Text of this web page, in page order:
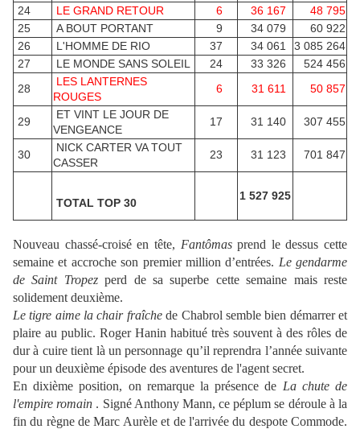
24
LE GRAND RETOUR 6 36 167
48 795
25
A BOUT PORTANT 9 34 079
60 922
26
L'HOMME DE RIO 37 34 061
3 085 264
27
LE MONDE SANS SOLEIL 24 33 326
524 456
28
LES LANTERNES
ROUGES
6 31 611 50 857
29
ET VINT LE JOUR DE
VENGEANCE
17 31 140 307 455
30
NICK CARTER VA TOUT
CASSER
23 31 123 701 847
TOTAL TOP 30
1 527 925
Nouveau chassé-croisé en tête, Fantômasprend le dessus cette
semaine et accroche son premier million d’entrées. Le gendarme
de Saint Tropezperd de sa superbe cette semaine mais reste
solidement deuxième.
Le tigre aime la chair fraîchede Chabrol semble bien démarrer et
plaire au public. Roger Hanin habitué très souvent à des rôles de
dur à cuire tient là un personnage qu’il reprendra l’année suivante
pour un deuxième épisode des aventures de l'agent secret.
En dixième position, on remarque la présence de La chute de
l'empire romain . Signé Anthony Mann, ce péplum se déroule à la
fin du règne de Marc Aurèle et de l'arrivée du despote Commode.